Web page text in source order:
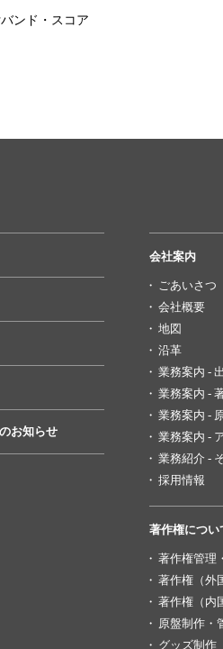
ンド・スコア
お知らせ
会社案内
ごあいさつ
会社概要
地図
沿革
業務案内 -
業務案内 -
業務案内 -
業務案内 -
業務紹介 -
採用情報
著作権につい
著作権管理
著作権（外
著作権（内
原盤制作・
グッズ制作